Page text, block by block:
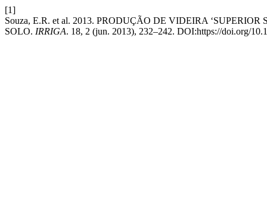
[1]
Souza, E.R. et al. 2013. PRODUÇÃO DE VIDEIRA
SOLO. IRRIGA. 18, 2 (jun. 2013), 232–242. DOI:https://doi.org/